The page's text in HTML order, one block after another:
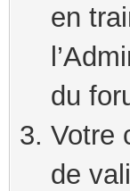
en
du
Votre
de